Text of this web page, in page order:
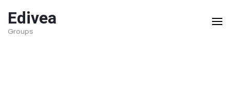
to
content
Edivea
Groups